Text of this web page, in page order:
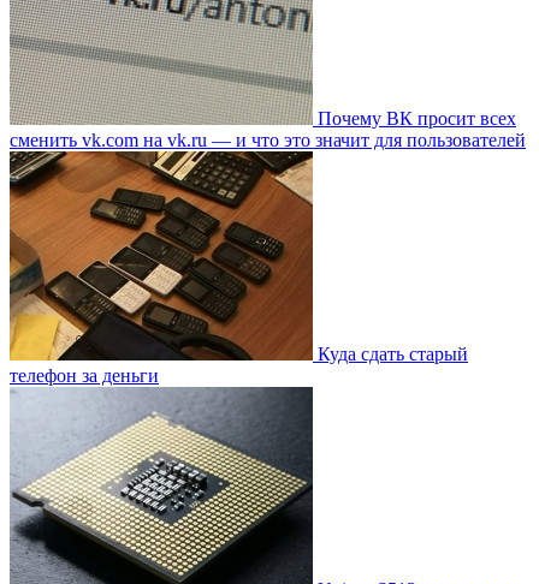
Почему ВК просит всех
сменить vk.com на vk.ru — и что это значит для пользователей
Куда сдать старый
телефон за деньги